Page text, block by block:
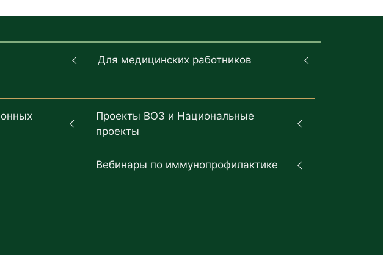
Для медицинских работников
Проекты ВОЗ и Национальные
проекты
Вебинары по иммунопрофилактике